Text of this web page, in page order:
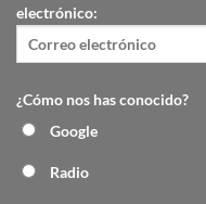
electrónico:
¿Cómo nos has conocido?
Google
Radio